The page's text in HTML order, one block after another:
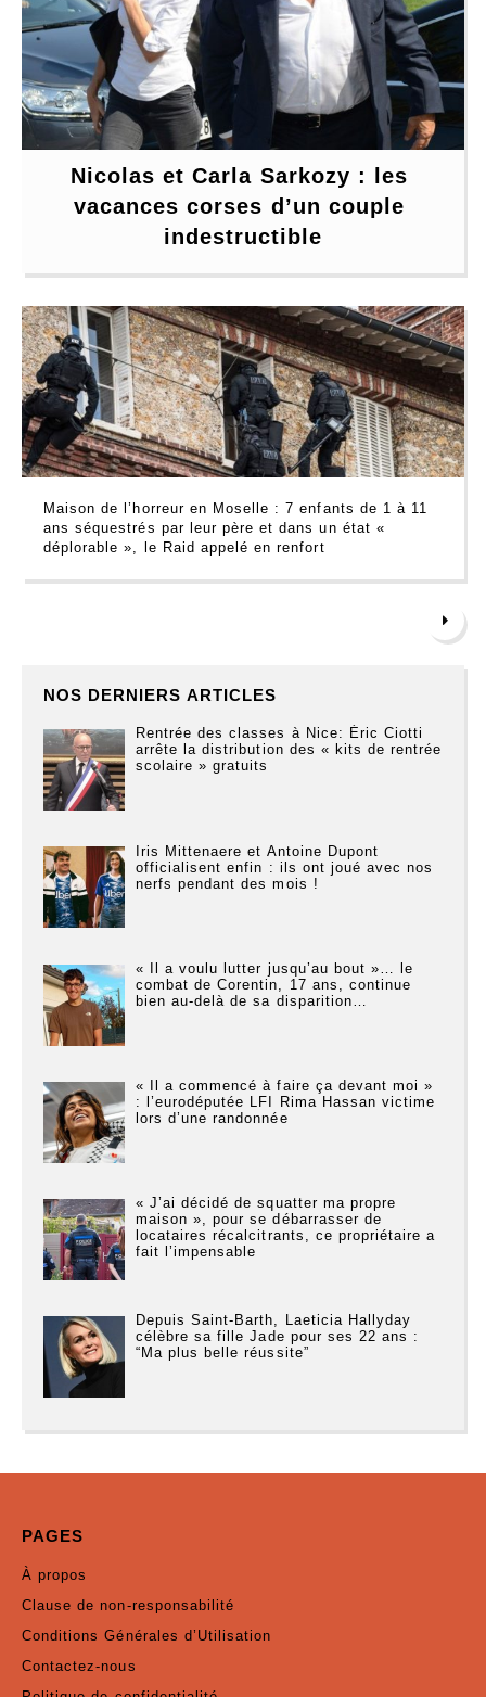
Nicolas et Carla Sarkozy : les
vacances corses d’un couple
indestructible
Maison de l’horreur en Moselle : 7 enfants de 1 à 11
ans séquestrés par leur père et dans un état «
déplorable », le Raid appelé en renfort
NOS DERNIERS ARTICLES
Rentrée des classes à Nice: Éric Ciotti
arrête la distribution des « kits de rentrée
scolaire » gratuits
Iris Mittenaere et Antoine Dupont
officialisent enfin : ils ont joué avec nos
nerfs pendant des mois !
« Il a voulu lutter jusqu’au bout »… le
combat de Corentin, 17 ans, continue
bien au-delà de sa disparition…
« Il a commencé à faire ça devant moi »
: l’eurodéputée LFI Rima Hassan victime
lors d’une randonnée
« J’ai décidé de squatter ma propre
maison », pour se débarrasser de
locataires récalcitrants, ce propriétaire a
fait l’impensable
Depuis Saint-Barth, Laeticia Hallyday
célèbre sa fille Jade pour ses 22 ans :
“Ma plus belle réussite”
PAGES
À propos
Clause de non-responsabilité
Conditions Générales d’Utilisation
Contactez-nous